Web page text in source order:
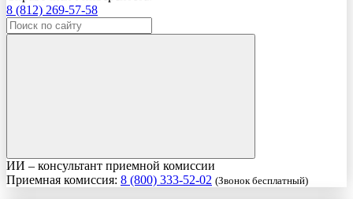
8 (812) 269-57-58
ИИ – консультант приемной комиссии
Приемная комиссия: 8 (800) 333-52-02 (Звонок бесплатный)